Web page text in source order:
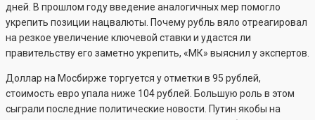
дней. В прошлом году введение аналогичных мер помогло
укрепить позиции нацвалюты. Почему рубль вяло отреагировал
на резкое увеличение ключевой ставки и удастся ли
правительству его заметно укрепить, «МК» выяснил у экспертов.
Доллар на Мосбирже торгуется у отметки в 95 рублей,
стоимость евро упала ниже 104 рублей. Большую роль в этом
сыграли последние политические новости. Путин якобы на